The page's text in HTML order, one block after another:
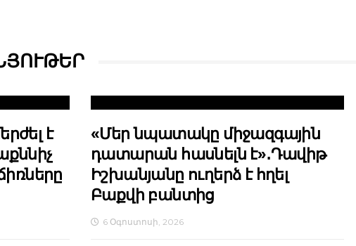
է
«Մեր նպատակը միջազգային
դատարան հասնելն է»․Դավիթ
Իշխանյանը ուղերձ է հղել
Բաքվի բանտից
6 Օգոստոսի, 2026